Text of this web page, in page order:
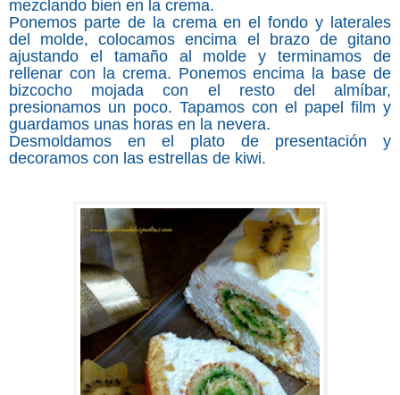
mezclando bien en la crema.
Ponemos parte de la crema en el fondo y laterales
del molde, colocamos encima el brazo de gitano
ajustando el tamaño al molde y terminamos de
rellenar con la crema. Ponemos encima la base de
bizcocho mojada con el resto del almíbar,
presionamos un poco. Tapamos con el papel film y
guardamos unas horas en la nevera.
Desmoldamos en el plato de presentación y
decoramos con las estrellas de kiwi.